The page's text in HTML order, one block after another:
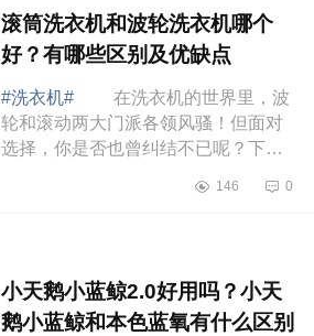
滚筒洗衣机和波轮洗衣机哪个
好？有哪些区别及优缺点
#洗衣机#
在洗衣机的世界里，波
轮和滚动两大门派各领风骚！但面对
选择，你是否也曾纠结不已呢？下面
洗衣机哪个好？滚筒洗衣机和波轮洗
146 0
小天鹅小蓝鲸2.0好用吗？小天
鹅小蓝鲸和本色蓝氧有什么区别